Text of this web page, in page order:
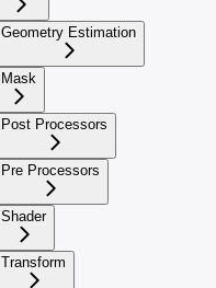
Geometry Estimation
Mask
Post Processors
Pre Processors
Shader
Transform